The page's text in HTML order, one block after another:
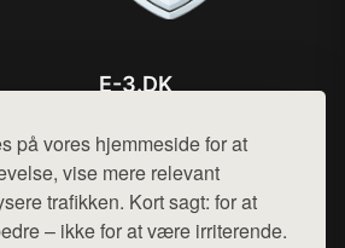
på vores hjemmeside for at
vise mere relevant
trafikken. Kort sagt: for at
– ikke for at være irriterende.
E-3.DK
Mail: hej@want.dk
Cookie- og privatlivspolitik